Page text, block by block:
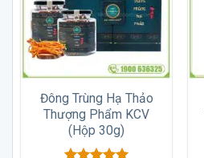
Đông Trùng Hạ Thảo
Thượng Phẩm KCV
(Hộp 30g)